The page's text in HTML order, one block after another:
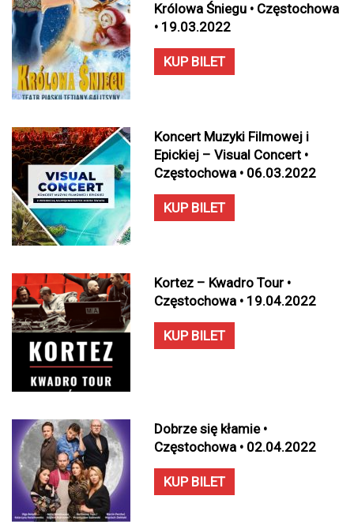
Królowa Śniegu • Częstochowa
• 19.03.2022
KUP BILET
Koncert Muzyki Filmowej i
Epickiej – Visual Concert •
Częstochowa • 06.03.2022
KUP BILET
Kortez – Kwadro Tour •
Częstochowa • 19.04.2022
KUP BILET
Dobrze się kłamie •
Częstochowa • 02.04.2022
KUP BILET